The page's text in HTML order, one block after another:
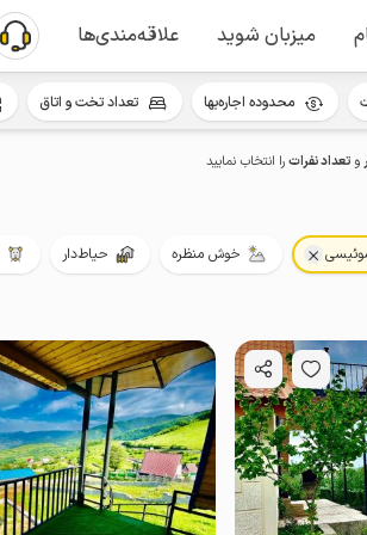
میزبان شوید علاقه‌مندی‌ها
و تعداد نفراترا انتخاب نمایید
خوش منظره حیاط‌دار
محدوده اجاره‌بها تعداد تخت و اتاق